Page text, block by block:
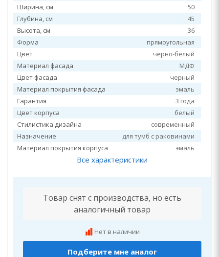
Ширина, см
50
Глубина, см
45
Высота, см
36
Форма
прямоугольная
Цвет
черно-белый
Материал фасада
МДФ
Цвет фасада
черный
Материал покрытия фасада
эмаль
Гарантия
3 года
Цвет корпуса
белый
Стилистика дизайна
современный
Назначение
для тумб с раковинами
Материал покрытия корпуса
эмаль
Все характеристики
Товар снят с производства, но есть
аналогичный товар
Нет в наличии
Подберите мне аналог